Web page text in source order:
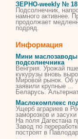
ЗЕРНО-weekly № 18
Подсолнечник,
намного активнее.
продолжает
подряд.
Информация
Мини
подсолнечника
Венгрия. Урожай
кукурузы вновь
Мировой рынок. Об
заявили крупные ...
Беларусь.
Маслокомплекс
Ущерб аграриев в
заморозков и
На поля Дагестана
Завод по
построят в